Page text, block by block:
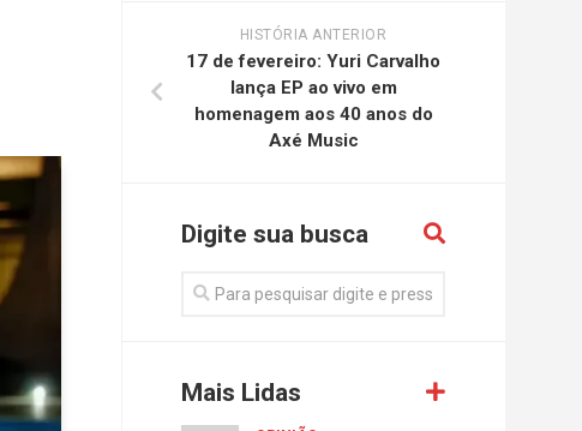
HISTÓRIA ANTERIOR
17 de fevereiro: Yuri Carvalho
lança EP ao vivo em
homenagem aos 40 anos do
Axé Music
Digite sua busca
Mais Lidas